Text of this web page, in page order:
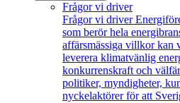
Frågor vi driver
Frågor vi driver
som berör hela
affärsmässiga villkor kan
leverera klimatvänlig
konkurrenskraft och
politiker, myndigheter,
nyckelaktörer för att